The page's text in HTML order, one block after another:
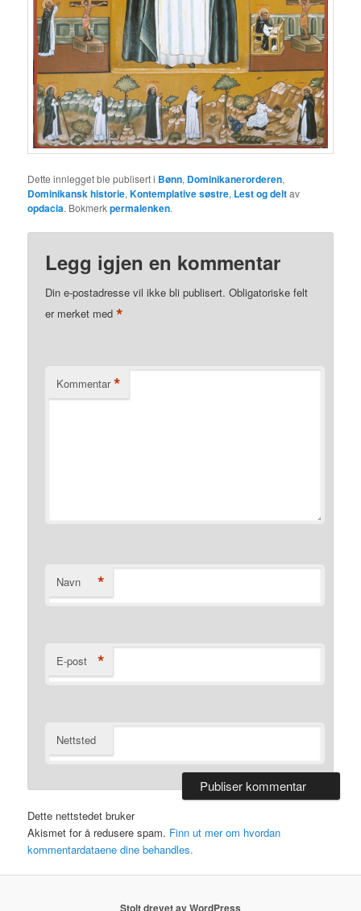
Dette innlegget ble publisert i Bønn, Dominikanerorderen,
Dominikansk historie,Kontemplative søstre, Lest og deltav
opdacia. Bokmerkpermalenken.
Legg igjen en kommentar
Din e-postadresse vil ikke bli publisert. Obligatoriske felt
er merket med*
Kommentar *
Navn *
E-post *
Nettsted
Dette nettstedet bruker
Akismet for å redusere spam. Finn ut mer om hvordan
kommentardataene dine behandles.
Stolt drevet av WordPress